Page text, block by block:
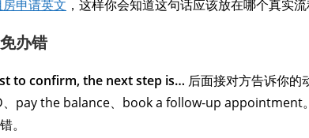
房申请英文 ，这样你会知道这句话应该放在哪个真实流
办错
to confirm, the next step is… 后面接对方告诉你
pay the balance、book a follow-up appointment
。